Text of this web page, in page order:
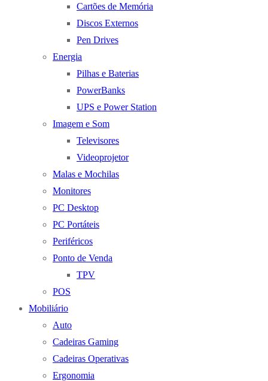
Cartões de Memória
Discos Externos
Pen Drives
Energia
Pilhas e Baterias
PowerBanks
UPS e Power Station
Imagem e Som
Televisores
Videoprojetor
Malas e Mochilas
Monitores
PC Desktop
PC Portáteis
Periféricos
Ponto de Venda
TPV
POS
Mobiliário
Auto
Cadeiras Gaming
Cadeiras Operativas
Ergonomia